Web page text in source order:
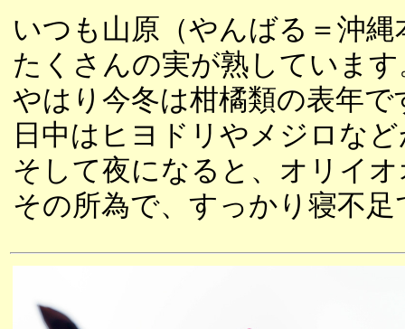
いつも山原（やんばる＝沖
たくさんの実が熟しています
やはり今冬は柑橘類の表年で
日中はヒヨドリやメジロな
そして夜になると、オリイ
その所為で、すっかり寝不足